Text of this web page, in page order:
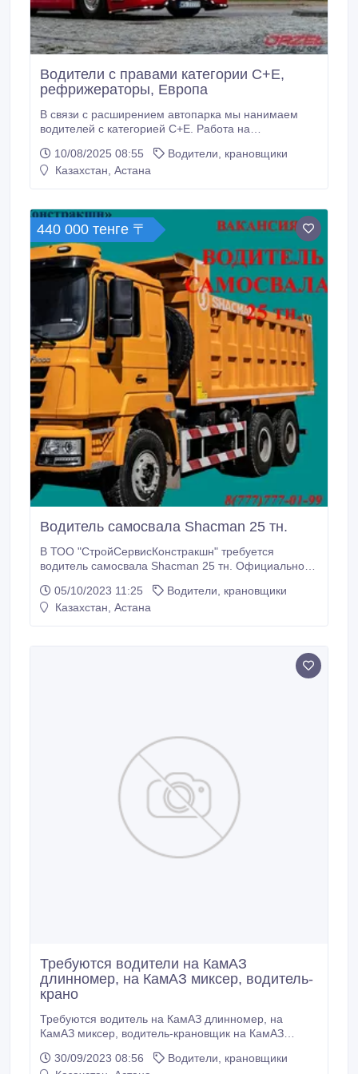
Водители с правами категории C+E,
рефрижераторы, Европа
В связи с расширением автопарка мы нанимаем
водителей с категорией C+E. Работа на
грузы, фиксированные маршруты. Предлагаемые
графики работы: • 6 недель в пути, 2–3 недели
обсуждается индивидуально.
10/08/2025 08:55
Водители, крановщики
Казахстан, Астана
440 000 тенге 〒
Водитель самосвала Shacman 25 тн.
В ТОО "СтройСервисКонстракшн" требуется
водитель самосвала Shacman 25 тн. Официальное
полный день, и вахтовый метод работы 15/15.
Своевременная, конкурентоспособная зарплата.
05/10/2023 11:25
Водители, крановщики
Казахстан, Астана
Требуются водители на КамАЗ
длинномер, на КамАЗ миксер, водитель-
крано
Требуются водитель на КамАЗ длинномер, на
КамАЗ миксер, водитель-крановщик на КамАЗ
(бетонно-смесительный узел). По справкам по
30/09/2023 08:56
Водители, крановщики